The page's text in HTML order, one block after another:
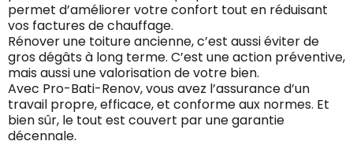
permet d’améliorer votre confort tout en réduisant
vos factures de chauffage.
Rénover une toiture ancienne, c’est aussi éviter de
gros dégâts à long terme. C’est une action préventive,
mais aussi une valorisation de votre bien.
Avec Pro-Bati-Renov, vous avez l’assurance d’un
travail propre, efficace, et conforme aux normes. Et
bien sûr, le tout est couvert par une garantie
décennale.